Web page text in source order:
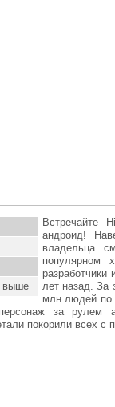
выше
Встречайте
андроид!
владельца
популярном
лет назад. За
млн людей по
за рулем
покорили всех с